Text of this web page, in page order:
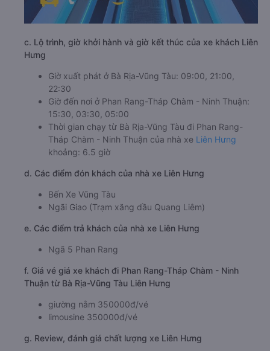
c. Lộ trình, giờ khởi hành và giờ kết thúc của xe khách Liên
Hưng
Giờ xuất phát ở Bà Rịa-Vũng Tàu: 09:00, 21:00,
22:30
Giờ đến nơi ở Phan Rang-Tháp Chàm - Ninh Thuận:
15:30, 03:30, 05:00
Thời gian chạy từ Bà Rịa-Vũng Tàu đi Phan Rang-
Tháp Chàm - Ninh Thuận của nhà xe Liên Hưng
khoảng: 6.5 giờ
d. Các điểm đón khách của nhà xe Liên Hưng
Bến Xe Vũng Tàu
Ngãi Giao (Trạm xăng dầu Quang Liêm)
e. Các điểm trả khách của nhà xe Liên Hưng
Ngã 5 Phan Rang
f. Giá vé giá xe khách đi Phan Rang-Tháp Chàm - Ninh
Thuận từ Bà Rịa-Vũng Tàu Liên Hưng
giường nằm 350000đ/vé
limousine 350000đ/vé
g. Review, đánh giá chất lượng xe Liên Hưng